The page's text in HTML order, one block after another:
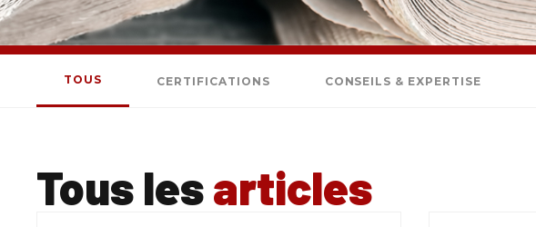
CERTIFICATIONS CONSEILS & EXPERTISE
TOUS
Tous lesarticles